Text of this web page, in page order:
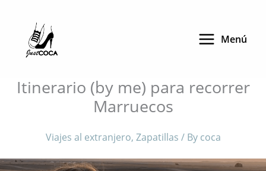
content
Menú
Itinerario (by me) para recorrer
Marruecos
Viajes al extranjero, Zapatillas / By coca